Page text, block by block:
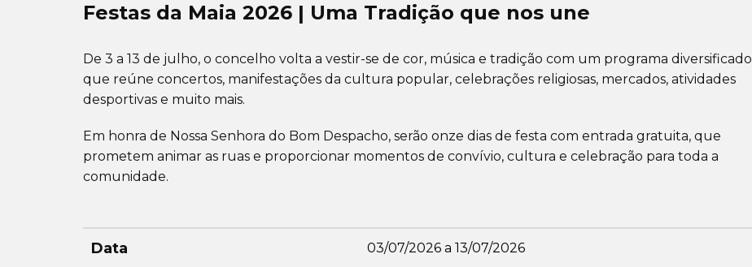
Festas da Maia 2026 | Uma Tradição que nos une
De 3 a 13 de julho, o concelho volta a vestir-se de cor, música e tradição com um programa diversificado
que reúne concertos, manifestações da cultura popular, celebrações religiosas, mercados, atividades
desportivas e muito mais.
Em honra de Nossa Senhora do Bom Despacho, serão onze dias de festa com entrada gratuita, que
prometem animar as ruas e proporcionar momentos de convívio, cultura e celebração para toda a
comunidade.
Data 03/07/2026 a 13/07/2026